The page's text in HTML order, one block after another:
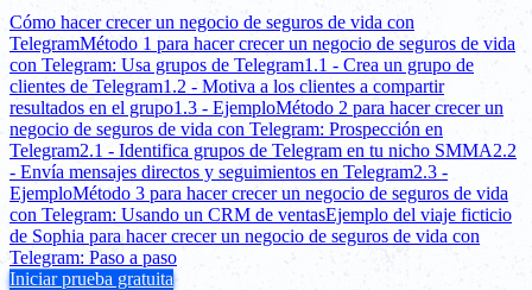
Cómo hacer crecer un negocio de seguros de vida con
TelegramMétodo 1 para hacer crecer un negocio de seguros de vida
con Telegram: Usa grupos de Telegram1.1 - Crea un grupo de
clientes de Telegram1.2 - Motiva a los clientes a compartir
resultados en el grupo1.3 - EjemploMétodo 2 para hacer crecer un
negocio de seguros de vida con Telegram: Prospección en
Telegram2.1 - Identifica grupos de Telegram en tu nicho SMMA2.2
- Envía mensajes directos y seguimientos en Telegram2.3 -
EjemploMétodo 3 para hacer crecer un negocio de seguros de vida
con Telegram: Usando un CRM de ventasEjemplo del viaje ficticio
de Sophia para hacer crecer un negocio de seguros de vida con
Telegram: Paso a paso
Iniciar prueba gratuita